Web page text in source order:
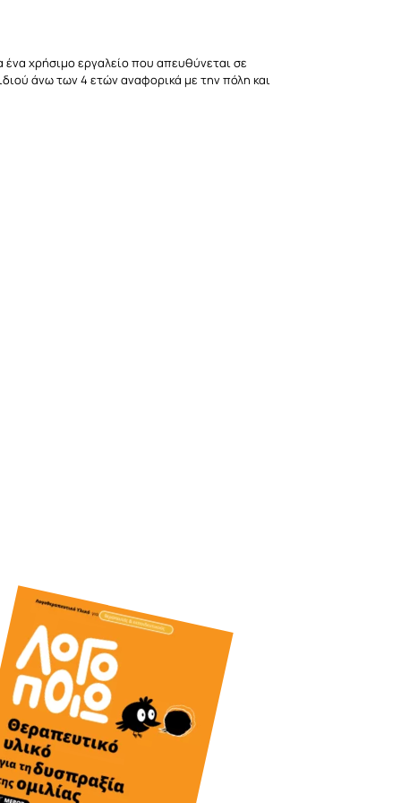
ένα χρήσιμο εργαλείο που απευθύνεται σε
άνω των 4 ετών αναφορικά με την πόλη και